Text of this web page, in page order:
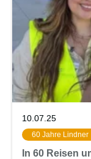
10.07.25
60 Jahre Lindner
In 60 Reisen